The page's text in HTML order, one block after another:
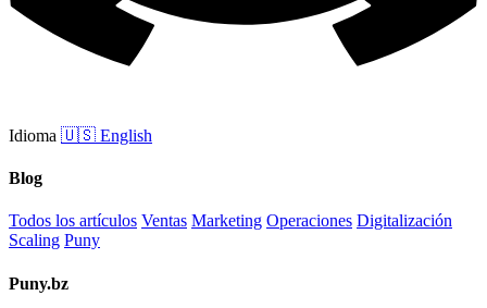
Idioma 🇺🇸 English
Blog
Todos los artículos Ventas Marketing Operaciones Digitalización
Scaling Puny
Puny.bz